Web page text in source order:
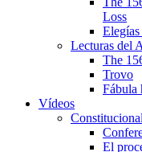
Loss
Lecturas del
The
Trovo
Fábula
Vídeos
El